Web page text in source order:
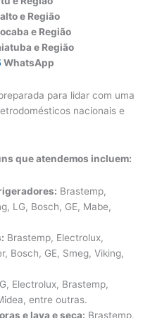
e Região
e Região
e Região
WhatsApp
para lidar com uma
nacionais e
que atendemos incluem:
Brastemp,
LG, Bosch, GE, Mabe,
Brastemp, Electrolux,
Bosch, GE, Smeg, Viking,
Electrolux, Brastemp,
entre outras.
e lava e seca: Brastemp,